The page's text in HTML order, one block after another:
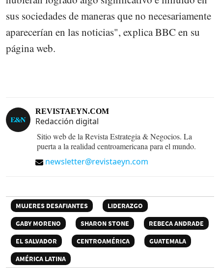
sus sociedades de maneras que no necesariamente
aparecerían en las noticias", explica BBC en su
página web.
REVISTAEYN.COM
Redacción digital
Sitio web de la Revista Estrategia & Negocios. La
puerta a la realidad centroamericana para el mundo.
newsletter@revistaeyn.com
MUJERES DESAFIANTES
LIDERAZGO
GABY MORENO
SHARON STONE
REBECA ANDRADE
EL SALVADOR
CENTROAMÉRICA
GUATEMALA
AMÉRICA LATINA